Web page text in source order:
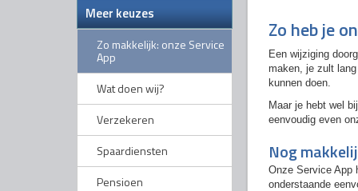
Meer keuzes
Zo makkelijk: onze Service
App
Wat doen wij?
Verzekeren
Spaardiensten
Pensioen
Zo heb je
Een wijziging
maken, je zult
kunnen doen.
Maar je hebt wel
eenvoudig even
Nog
Onze Service App
onderstaande